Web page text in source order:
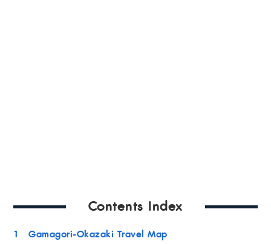
Contents Index
1
Gamagori-Okazaki Travel Map